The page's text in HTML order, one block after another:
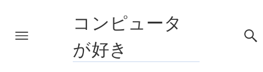
コンピュータ
が好き